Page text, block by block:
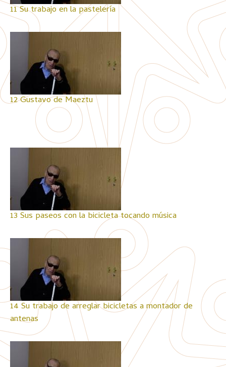
11 Su trabajo en la pastelería
12 Gustavo de Maeztu
13 Sus paseos con la bicicleta tocando música
14 Su trabajo de arreglar bicicletas a montador de
antenas